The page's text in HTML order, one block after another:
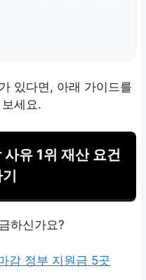
있다면, 아래 가이드를
세요.
유 1위 재산 요건
하신가요?
감 정부 지원금 5곳